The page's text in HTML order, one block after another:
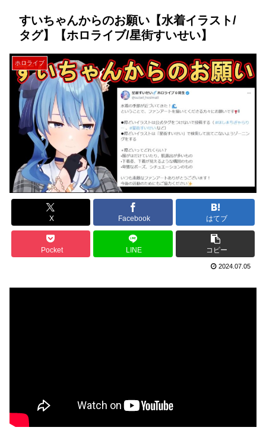
すいちゃんからのお願い【水着イラスト/
タグ】【ホロライブ/星街すいせい】
ホロライブ
X Facebook はてブ
Pocket LINE コピー
2024.07.05